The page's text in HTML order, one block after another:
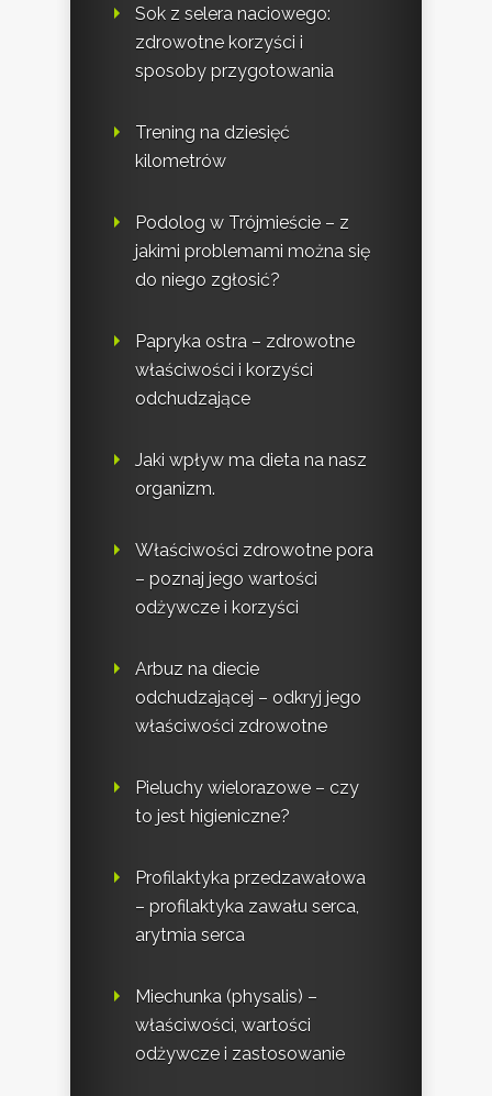
Sok z selera naciowego:
zdrowotne korzyści i
sposoby przygotowania
Trening na dziesięć
kilometrów
Podolog w Trójmieście – z
jakimi problemami można się
do niego zgłosić?
Papryka ostra – zdrowotne
właściwości i korzyści
odchudzające
Jaki wpływ ma dieta na nasz
organizm.
Właściwości zdrowotne pora
– poznaj jego wartości
odżywcze i korzyści
Arbuz na diecie
odchudzającej – odkryj jego
właściwości zdrowotne
Pieluchy wielorazowe – czy
to jest higieniczne?
Profilaktyka przedzawałowa
– profilaktyka zawału serca,
arytmia serca
Miechunka (physalis) –
właściwości, wartości
odżywcze i zastosowanie